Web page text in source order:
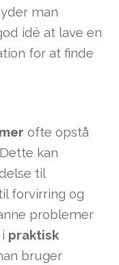
man
idé at lave en
for at finde
ofte opstå
kan
til
forvirring og
problemer
praktisk
bruger